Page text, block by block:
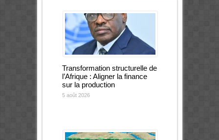
Transformation structurelle de
l’Afrique : Aligner la finance
sur la production
5 août 2026